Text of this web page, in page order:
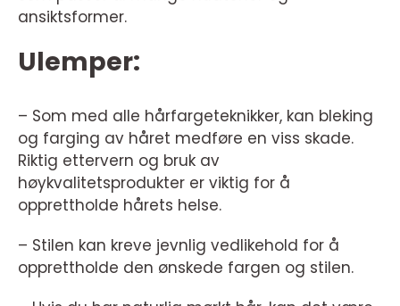
ansiktsformer.
Ulemper:
– Som med alle hårfargeteknikker, kan bleking
og farging av håret medføre en viss skade.
Riktig ettervern og bruk av
høykvalitetsprodukter er viktig for å
opprettholde hårets helse.
– Stilen kan kreve jevnlig vedlikehold for å
opprettholde den ønskede fargen og stilen.